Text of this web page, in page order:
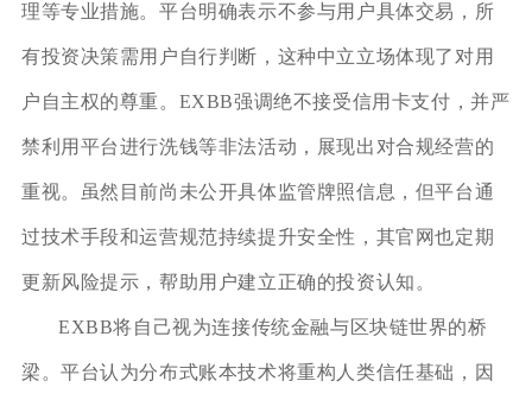
理等专业措施。平台明确表示不参与用户具体交易，所
有投资决策需用户自行判断，这种中立立场体现了对用
户自主权的尊重。EXBB强调绝不接受信用卡支付，并严
禁利用平台进行洗钱等非法活动，展现出对合规经营的
重视。虽然目前尚未公开具体监管牌照信息，但平台通
过技术手段和运营规范持续提升安全性，其官网也定期
更新风险提示，帮助用户建立正确的投资认知。
EXBB将自己视为连接传统金融与区块链世界的桥
梁。平台认为分布式账本技术将重构人类信任基础，因